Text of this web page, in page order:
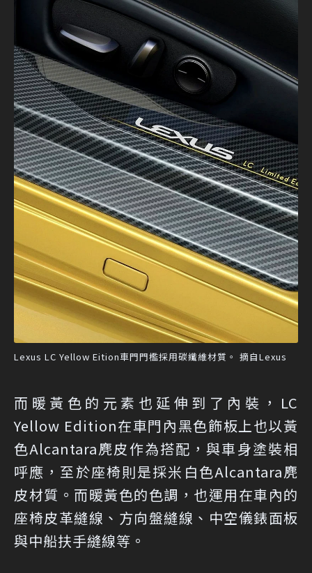
Lexus LC Yellow Eition車門門檻採用碳纖維材質。 摘自Lexus
而暖黃色的元素也延伸到了內裝，LC
Yellow Edition在車門內黑色飾板上也以黃
色Alcantara麂皮作為搭配，與車身塗裝相
呼應，至於座椅則是採米白色Alcantara麂
皮材質。而暖黃色的色調，也運用在車內的
座椅皮革縫線、方向盤縫線、中空儀錶面板
與中船扶手縫線等。